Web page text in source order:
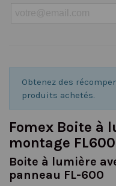
Obtenez des
produits achetés.
Fomex Boite à
montage FL600
Boite à lumière
panneau FL-600